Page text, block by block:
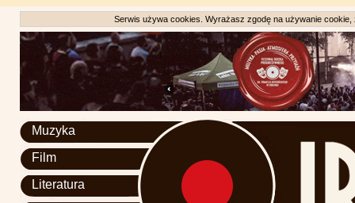
Serwis używa cookies. Wyrażasz zgodę na używanie
Muzyka
Film
Literatura